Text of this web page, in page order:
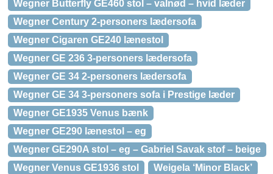
Wegner Butterfly GE460 stol – valnød – hvid læder
Wegner Century 2-personers lædersofa
Wegner Cigaren GE240 lænestol
Wegner GE 236 3-personers lædersofa
Wegner GE 34 2-personers lædersofa
Wegner GE 34 3-personers sofa i Prestige læder
Wegner GE1935 Venus bænk
Wegner GE290 lænestol – eg
Wegner GE290A stol – eg – Gabriel Savak stof – beige
Wegner Venus GE1936 stol
Weigela ‘Minor Black’